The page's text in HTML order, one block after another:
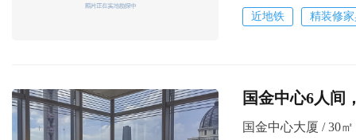
近地铁 精装修
国金中心6人间
国金中心大厦 / 30㎡